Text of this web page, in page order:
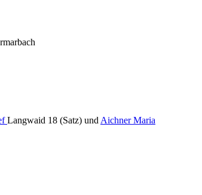
Langwaid 18 (Satz) und Aichner Maria